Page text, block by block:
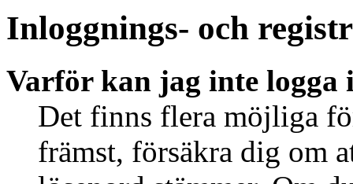
Inloggnings- och
Varför kan jag inte logga
Det finns flera möjliga
främst, försäkra dig om